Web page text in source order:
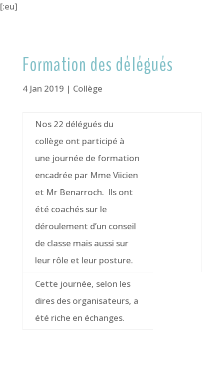
[:eu]
Formation des délégués
4 Jan 2019 | Collège
Nos 22 délégués du
collège ont participé à
une journée de formation
encadrée par Mme Viicien
et Mr Benarroch. Ils ont
été coachés sur le
déroulement d’un conseil
de classe mais aussi sur
leur rôle et leur posture.
Cette journée, selon les
dires des organisateurs, a
été riche en échanges.